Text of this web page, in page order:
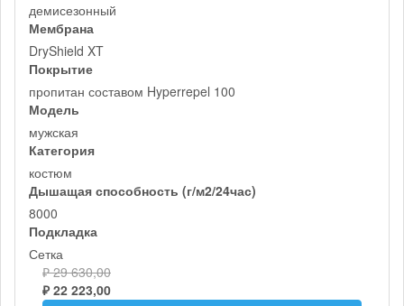
демисезонный
Мембрана
DryShield XT
Покрытие
пропитан составом Hyperrepel 100
Модель
мужская
Категория
костюм
Дышащая способность (г/м2/24час)
8000
Подкладка
Сетка
₽ 29 630,00
₽ 22 223,00